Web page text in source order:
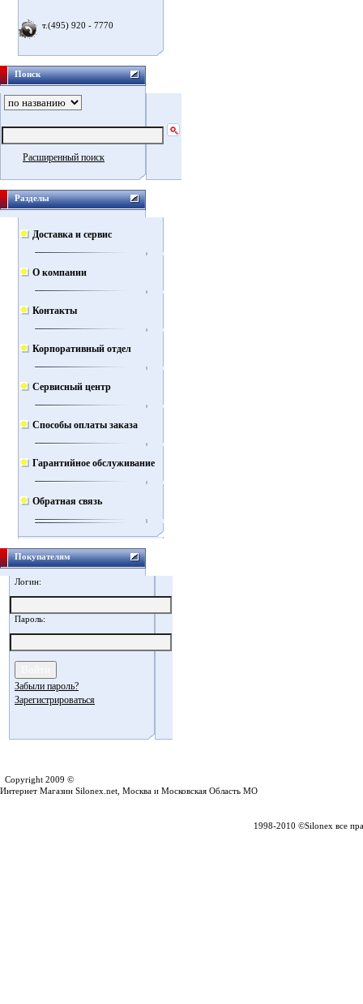
т.(495) 920 - 7770
Поиск
Расширенный поиск
Разделы
Доставка и сервис
О компании
Контакты
Корпоративный отдел
Сервисный центр
Способы оплаты заказа
Гарантийное обслуживание
Обратная связь
Покупателям
Логин:
Пароль:
Забыли пароль?
Зарегистрироваться
Copyright 2009 ©
Интернет Магазин Silonex.net, Москва и Московская Область МО
1998-2010 ©Silonex все